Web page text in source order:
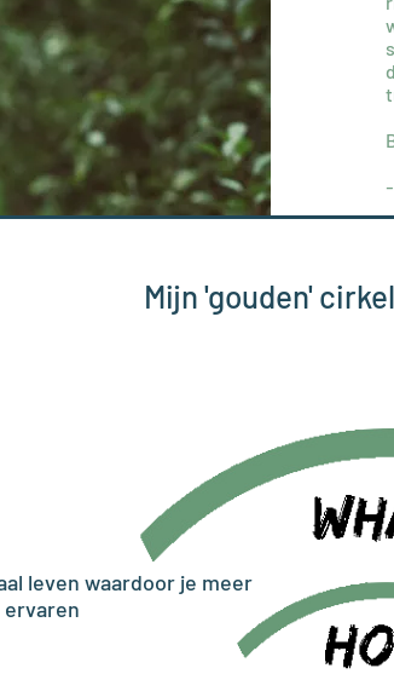
Mijn 'gouden' cirkel
leven waardoor je meer